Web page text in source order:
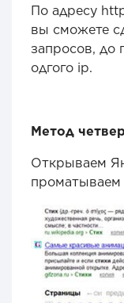
По адресу
вы сможете
запросов, до
одгого ip.
Метод
Открываем
проматываем